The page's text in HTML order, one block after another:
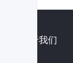
关于我们